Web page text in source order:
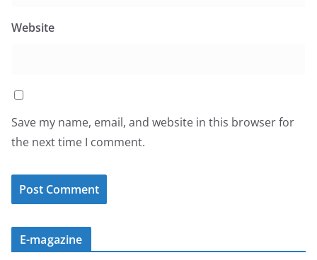
Website
Save my name, email, and website in this browser for
the next time I comment.
E-magazine